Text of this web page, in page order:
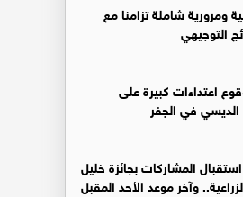
ومرورية شاملة تزامنا مع
التوجيهي
اعتداءات كبيرة على
في الجفر
المشاركات بجائزة خليل
وآخر موعد الأحد المقبل